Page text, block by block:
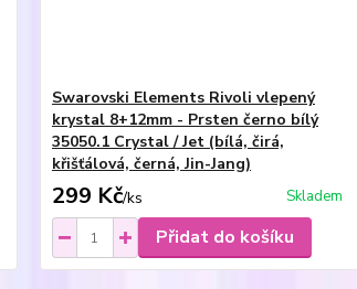
Swarovski Elements Rivoli vlepený
krystal 8+12mm - Prsten černo bílý
35050.1 Crystal / Jet (bílá, čirá,
křišťálová, černá, Jin-Jang)
299 Kč/ks Skladem
Přidat do košíku